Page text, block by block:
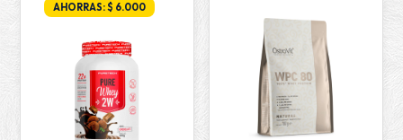
AHORRAS: $ 6.000